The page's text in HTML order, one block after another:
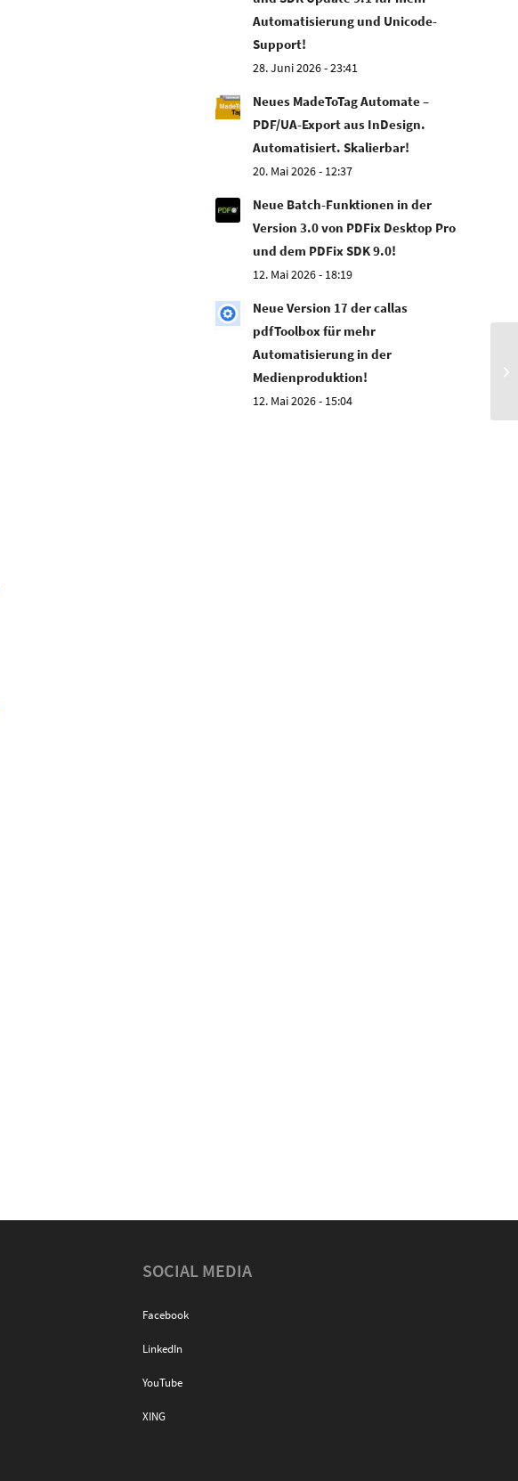
Automatisierung und Unicode-
Support!
28. Juni 2026 - 23:41
Neues MadeToTag Automate –
PDF/UA-Export aus InDesign.
Automatisiert. Skalierbar!
20. Mai 2026 - 12:37
Neue Batch-Funktionen in der
Version 3.0 von PDFix Desktop Pro
und dem PDFix SDK 9.0!
12. Mai 2026 - 18:19
Neue Version 17 der callas
pdfToolbox für mehr
Automatisierung in der
Medienproduktion!
12. Mai 2026 - 15:04
SOCIAL MEDIA
Facebook
LinkedIn
YouTube
XING